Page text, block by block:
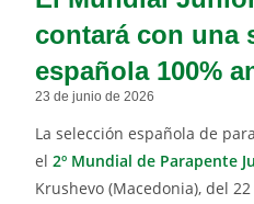
contará con una
española 100%
23 de junio de 2026
La selección española de
el2º Mundial de Parapente
Krushevo (Macedonia), del